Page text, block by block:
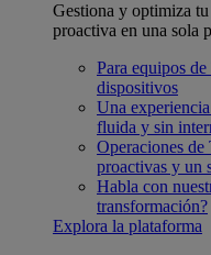
Gestiona y optimiza
proactiva en una sola
Para equipos
dispositivos
Una
fluida y sin
Operaciones
proactivas y un
Habla con
transformación?
Explora la plataforma